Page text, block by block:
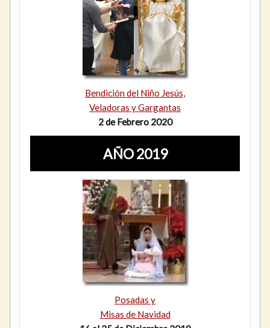
Bendición del Niño Jesús,
Veladoras y Gargantas
2 de Febrero 2020
AÑO 2019
Posadas y
Misas de Navidad